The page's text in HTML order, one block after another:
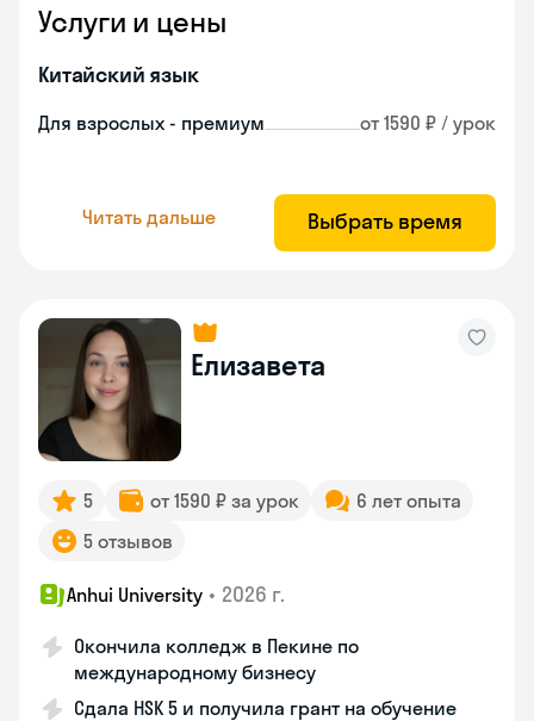
Услуги и цены
Китайский язык
Для взрослых - премиум от 1590 ₽ / урок
Читать дальше Выбрать время
Елизавета
5 от 1590 ₽ за урок
6 лет опыта
5 отзывов
Anhui University • 2026 г.
Окончила колледж в Пекине по
международному бизнесу
Сдала HSK 5 и получила грант на обучение